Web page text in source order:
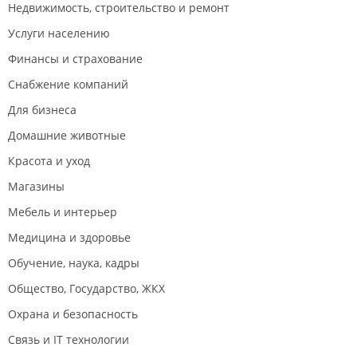
более неудобно.
Недвижимость, строительство и ремонт
Услуги населению
Финансы и страхование
Снабжение компаний
Для бизнеса
Домашние животные
Красота и уход
Магазины
Мебель и интерьер
Медицина и здоровье
Обучение, наука, кадры
Общество, Государство, ЖКХ
Охрана и безопасность
Связь и IT технологии